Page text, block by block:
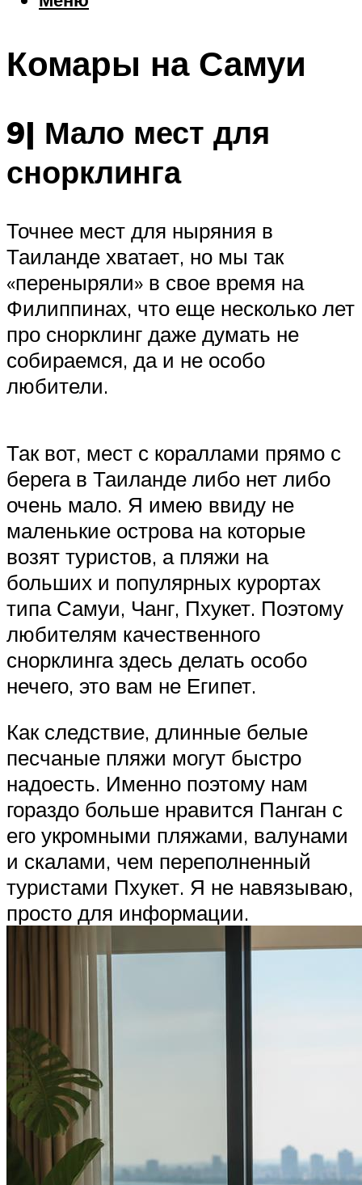
Шоппинг
Что посетить
Меню
Комары на Самуи
9| Мало мест для
снорклинга
Точнее мест для ныряния в
Таиланде хватает, но мы так
«переныряли» в свое время на
Филиппинах, что еще несколько лет
про снорклинг даже думать не
собираемся, да и не особо
любители.
Так вот, мест с кораллами прямо с
берега в Таиланде либо нет либо
очень мало. Я имею ввиду не
маленькие острова на которые
возят туристов, а пляжи на
больших и популярных курортах
типа Самуи, Чанг, Пхукет. Поэтому
любителям качественного
снорклинга здесь делать особо
нечего, это вам не Египет.
Как следствие, длинные белые
песчаные пляжи могут быстро
надоесть. Именно поэтому нам
гораздо больше нравится Панган с
его укромными пляжами, валунами
и скалами, чем переполненный
туристами Пхукет. Я не навязываю,
просто для информации.